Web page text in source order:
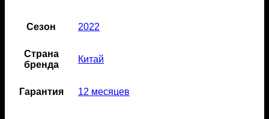
Сезон 2022
Страна
бренда
Китай
Гарантия 12 месяцев